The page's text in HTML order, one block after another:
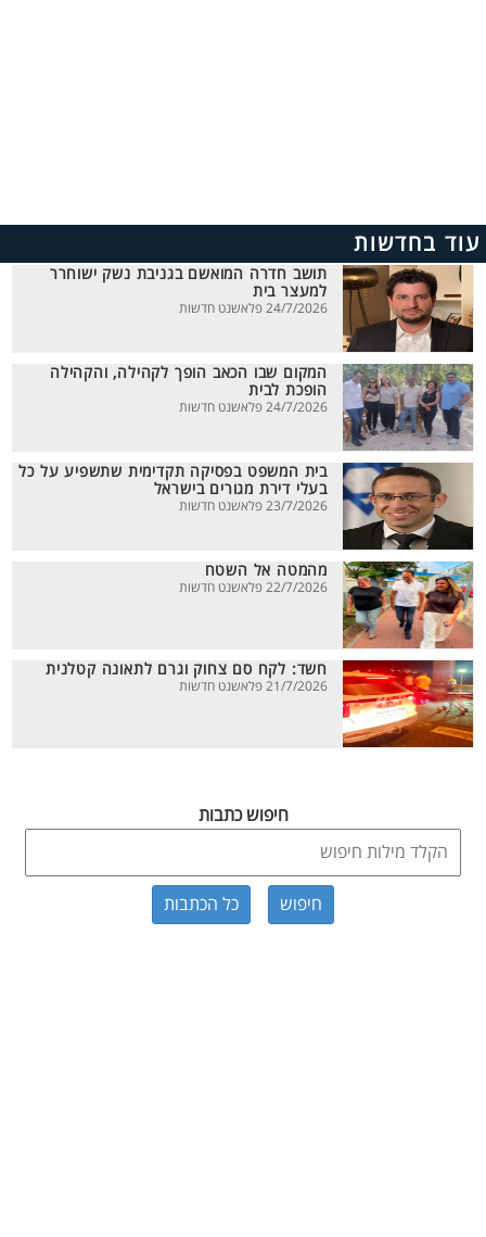
עוד בחדשות
תושב חדרה המואשם בגניבת נשק ישוחרר
למעצר בית
24/7/2026 פלאשנט חדשות
המקום שבו הכאב הופך לקהילה, והקהילה
הופכת לבית
24/7/2026 פלאשנט חדשות
בית המשפט בפסיקה תקדימית שתשפיע על כל
בעלי דירת מגורים בישראל
23/7/2026 פלאשנט חדשות
מהמטה אל השטח
22/7/2026 פלאשנט חדשות
חשד: לקח סם צחוק וגרם לתאונה קטלנית
21/7/2026 פלאשנט חדשות
חיפוש כתבות
כל הכתבות